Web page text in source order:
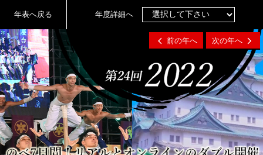
年表へ戻る 年度詳細へ
前の年へ 次の年へ